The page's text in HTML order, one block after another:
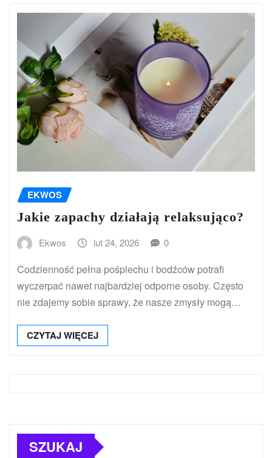
EKWOS
Jakie zapachy działają relaksująco?
Ekwos lut 24, 2026 0
Codzienność pełna pośpiechu i bodźców potrafi
wyczerpać nawet najbardziej odporne osoby. Często
nie zdajemy sobie sprawy, że nasze zmysły mogą…
CZYTAJ WIĘCEJ
SZUKAJ